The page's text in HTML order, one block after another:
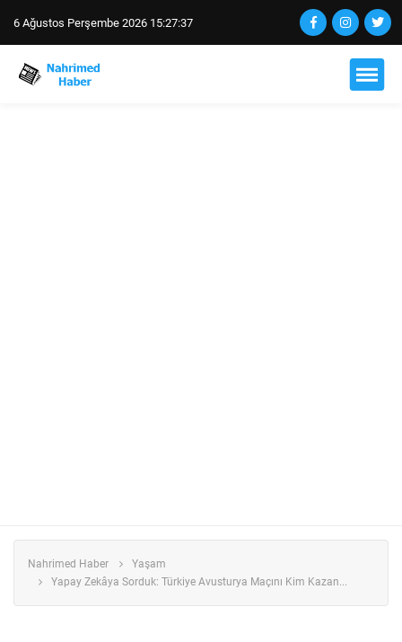
6 Ağustos Perşembe 2026 15:27:38
Nahrimed Haber
Yaşam
Yapay Zekâya Sorduk: Türkiye Avusturya Maçını Kim Kazan...